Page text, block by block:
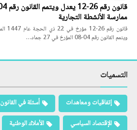
ممارسة الأنشطة التجارية
ويتمم القانون رقم 04-08 المؤرخ في 27 جماد…
التسميات
إتفاقيات ومعاهدات
أسئلة في القانون
الإقتصاد السياسي
الأملاك الوطنية